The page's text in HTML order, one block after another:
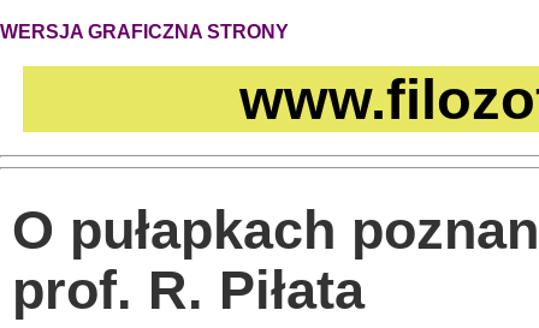
WERSJA GRAFICZNA STRONY
O pułapkach
prof. R. Piłata